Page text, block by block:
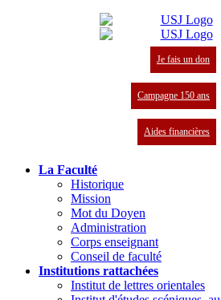
Je fais un don
Campagne 150 ans
Aides financières
La Faculté
Historique
Mission
Mot du Doyen
Administration
Corps enseignant
Conseil de faculté
Institutions rattachées
Institut de lettres orientales